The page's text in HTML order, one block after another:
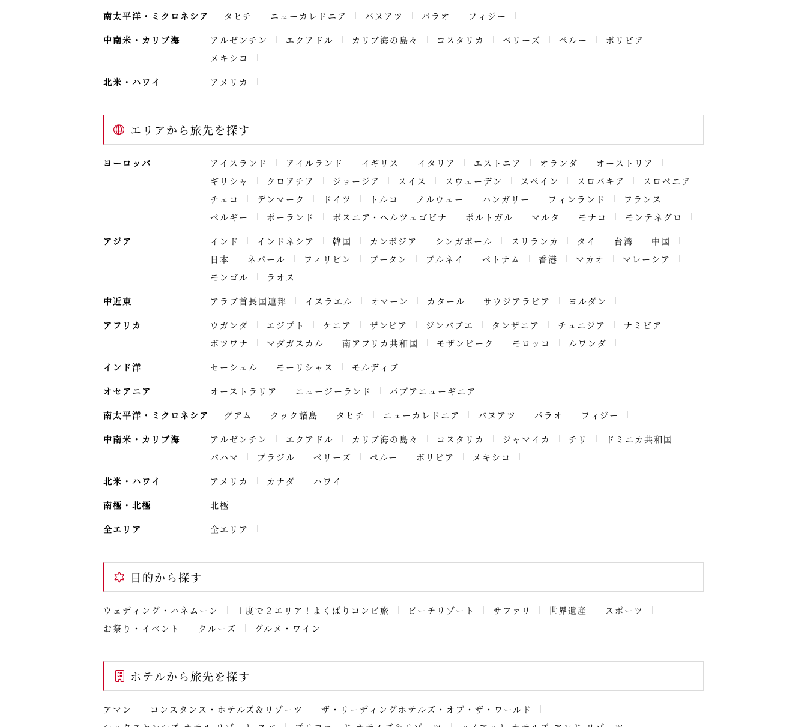
南太平洋・ミクロネシア
タヒチ ニューカレドニア バヌアツ パラオ
フィジー
中南米・カリブ海
アルゼンチン エクアドル カリブ海の島々 コスタリカ ベリーズ ペルー
ボリビア
メキシコ
北米・ハワイ
アメリカ
エリアから旅先を探す
ヨーロッパ アイスランド アイルランド イギリス イタリア エストニア オランダ
オーストリア
ギリシャ
クロアチア ジョージア スイス スウェーデン スペイン スロバキア
スロベニア
チェコ
デンマーク ドイツ トルコ ノルウェー ハンガリー フィンランド
フランス
ベルギー
ポーランド ボスニア・ヘルツェゴビナ ポルトガル マルタ モナコ
モンテネグロ
アジア
インド インドネシア 韓国 カンボジア シンガポール スリランカ タイ 台湾
中国
日本
ネパール フィリピン ブータン ブルネイ ベトナム 香港 マカオ
マレーシア
モンゴル
ラオス
中近東
アラブ首長国連邦 イスラエル オマーン カタール サウジアラビア
ヨルダン
アフリカ
ウガンダ エジプト ケニア ザンビア ジンバブエ タンザニア チュニジア
ナミビア
ボツワナ
マダガスカル 南アフリカ共和国 モザンビーク モロッコ
ルワンダ
インド洋
セーシェル モーリシャス
モルディブ
オセアニア
オーストラリア ニュージーランド
パプアニューギニア
南太平洋・ミクロネシア
グアム クック諸島 タヒチ ニューカレドニア バヌアツ パラオ
フィジー
中南米・カリブ海
アルゼンチン エクアドル カリブ海の島々 コスタリカ ジャマイカ チリ
ドミニカ共和国
バハマ
ブラジル ベリーズ ペルー ボリビア
メキシコ
北米・ハワイ
アメリカ カナダ
ハワイ
南極・北極
北極
全エリア
全エリア
目的から探す
ウェディング・ハネムーン １度で２エリア！よくばりコンビ旅 ビーチリゾート サファリ 世界遺産
スポーツ
お祭り・イベント
クルーズ グルメ・ワイン
ホテルから旅先を探す
アマン コンスタンス・ホテルズ＆リゾーツ
ザ・リーディングホテルズ・オブ・ザ・ワールド